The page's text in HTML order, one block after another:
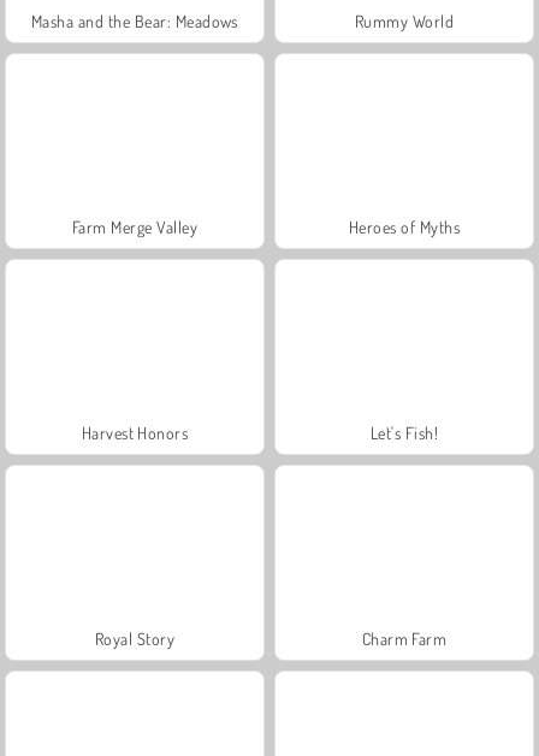
Masha and the Bear: Meadows Rummy World
Farm Merge Valley Heroes of Myths
Harvest Honors Let's Fish!
Royal Story Charm Farm